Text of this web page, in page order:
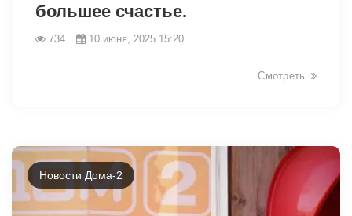
большее счастье.
734 10 июня, 2025 15:20
Смотреть
Новости Дома-2